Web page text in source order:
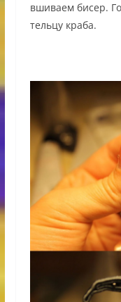
вшиваем бисер.
тельцу краба.